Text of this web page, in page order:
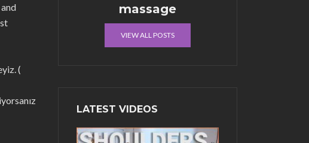
(
massage
VIEW ALL POSTS
LATEST VIDEOS